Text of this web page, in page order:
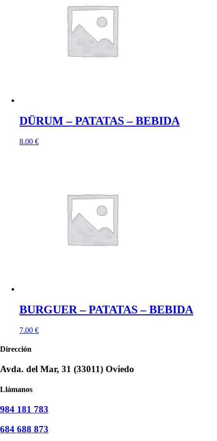
DÜRUM – PATATAS – BEBIDA
8.00 €
BURGUER – PATATAS – BEBIDA
7.00 €
Dirección
Avda. del Mar, 31 (33011) Oviedo
Llámanos
984 181 783
684 688 873